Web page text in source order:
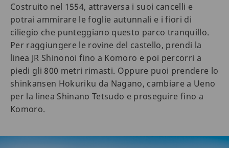
Costruito nel 1554, attraversa i suoi cancelli e
potrai ammirare le foglie autunnali e i fiori di
ciliegio che punteggiano questo parco tranquillo.
Per raggiungere le rovine del castello, prendi la
linea JR Shinonoi fino a Komoro e poi percorri a
piedi gli 800 metri rimasti. Oppure puoi prendere lo
shinkansen Hokuriku da Nagano, cambiare a Ueno
per la linea Shinano Tetsudo e proseguire fino a
Komoro.